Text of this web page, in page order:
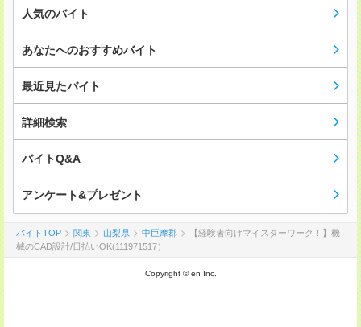
人気のバイト
あなたへのおすすめバイト
最近見たバイト
詳細検索
バイトQ&A
アンケート&プレゼント
バイトTOP 関東 山梨県 中巨摩郡
【経験者向けマイスターワーク！】機
械のCAD設計/日払いOK(111971517）
Copyright © en Inc.